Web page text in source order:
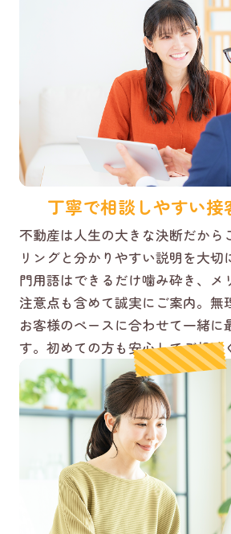
丁寧で相談しやすい接
不動産は人生の大きな決断だから
リングと分かりやすい説明を大切
門用語はできるだけ噛み砕き、メ
注意点も含めて誠実にご案内。無
お客様のペースに合わせて一緒に
す。初めての方も安心してご相談